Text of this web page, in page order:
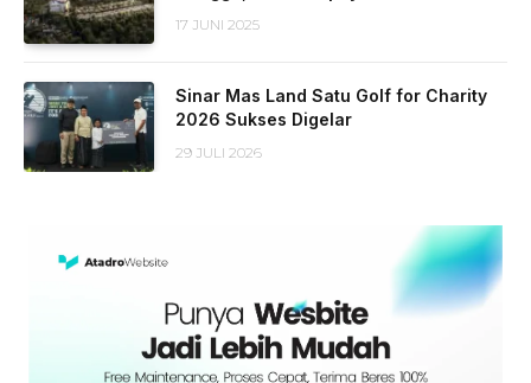
17 JUNI 2025
Sinar Mas Land Satu Golf for Charity
2026 Sukses Digelar
29 JULI 2026